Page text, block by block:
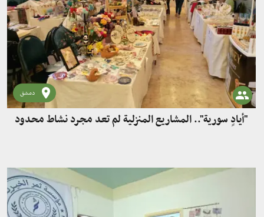
دمشق
"أيادٍ سورية".. المشاريع المنزلية لم تعد مجرد نشاط محدود